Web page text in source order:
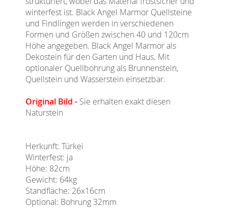
winterfest ist. Black Angel Marmor Quellsteine
und Findlingen werden in verschiedenen
Formen und Größen zwischen 40 und 120cm
Höhe angegeben. Black Angel Marmor als
Dekostein für den Garten und Haus. Mit
optionaler Quellbohrung als Brunnenstein,
Quellstein und Wasserstein einsetzbar.
Original Bild - Sie erhalten exakt diesen
Naturstein
Herkunft: Türkei
Winterfest: ja
Höhe: 82cm
Gewicht: 64kg
Standfläche: 26x16cm
Optional: Bohrung 32mm